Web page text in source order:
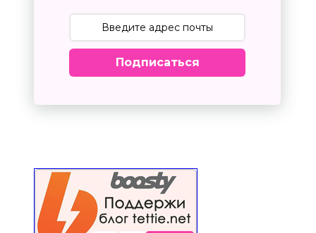
Подписаться